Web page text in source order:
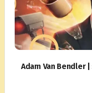
Adam Van Bendler